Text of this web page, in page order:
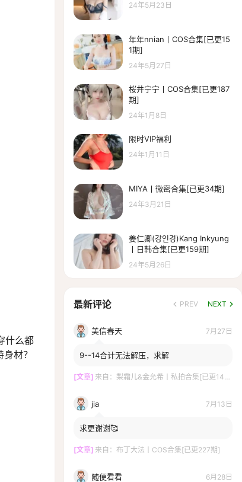
什么都
材？
24年5月23日
年年nnian丨COS合集[已更15
1期]
24年5月27日
桜井宁宁丨COS合集[已更187
期]
24年1月8日
限时VIP福利
24年1月11日
MIYA丨微密合集[已更34期]
24年3月21日
姜仁卿(강인경)Kang Inkyung
丨日韩合集[已更159期]
24年5月26日
最新评论 PREV NEXT
美信春天 7月27日
9--14合计无法解压，求解
[文章] 来自： 梨霜儿&金允希丨私拍合集[已更14期]
jia 7月13日
求更谢谢🥰
[文章] 来自： 布丁大法丨COS合集[已更227期]
随便看看 6月28日